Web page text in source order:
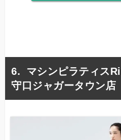
マシンピラティス
守口ジャガータウン店